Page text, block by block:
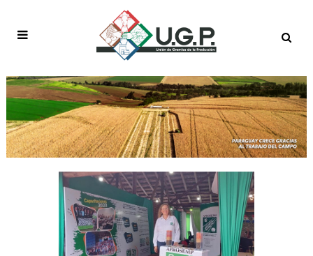
DESTACADO GRANDE